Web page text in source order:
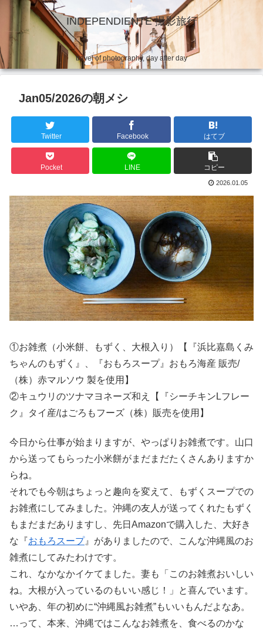
INDEPENDIENTE 撮影旅行
travel of photography, day after day
Jan05/2026の朝メシ
Twitter Facebook はてブ
Pocket LINE コピー
2026.01.05
①お雑煮（小米餅、もずく、大根入り）【『浜比嘉島くみ
ちゃんのもずく』、『おもろスープ』おもろ海産 販売/
（株）赤マルソウ 製を使用】
②キュウリのツナマヨネーズ和え【『シーチキンLフレー
ク』タイ産/はごろもフーズ（株）販売を使用】
今日から仕事が始まりますが、やっぱりお雑煮です。山口
から送ってもらった小米餅がまだまだたくさんありますか
らね。
それでも今朝はちょっと趣向を変えて、もずくスープでの
お雑煮にしてみました。沖縄の友人が送ってくれたもずく
もまだまだありますし、先日Amazonで購入した、大好き
な『 おもろスープ』がありましたので、こんな沖縄風のお
雑煮にしてみたわけです。
これ、なかなかイケてました。妻も「このお雑煮おいしい
ね。大根が入っているのもいい感じ！」と喜んでいます。
いやあ、年の初めに“沖縄風お雑煮”もいいもんだよなあ。
…って、本来、沖縄ではこんなお雑煮を、食べるのかな